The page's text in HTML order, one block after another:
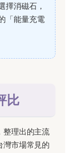
擇消磁石，
「能量充電
比
整理出的主流
灣市場常見的